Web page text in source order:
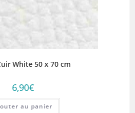
White 50 x 70 cm
6,90€
au panier